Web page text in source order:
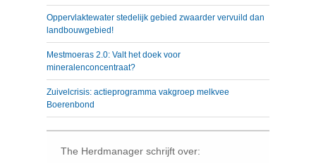
Oppervlaktewater stedelijk gebied zwaarder vervuild dan
landbouwgebied!
Mestmoeras 2.0: Valt het doek voor
mineralenconcentraat?
Zuivelcrisis: actieprogramma vakgroep melkvee
Boerenbond
The Herdmanager schrijft over: